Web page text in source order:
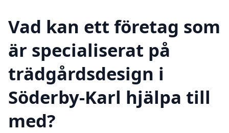
Vad kan ett företag som
är specialiserat på
trädgårdsdesign i
Söderby-Karl hjälpa till
med?